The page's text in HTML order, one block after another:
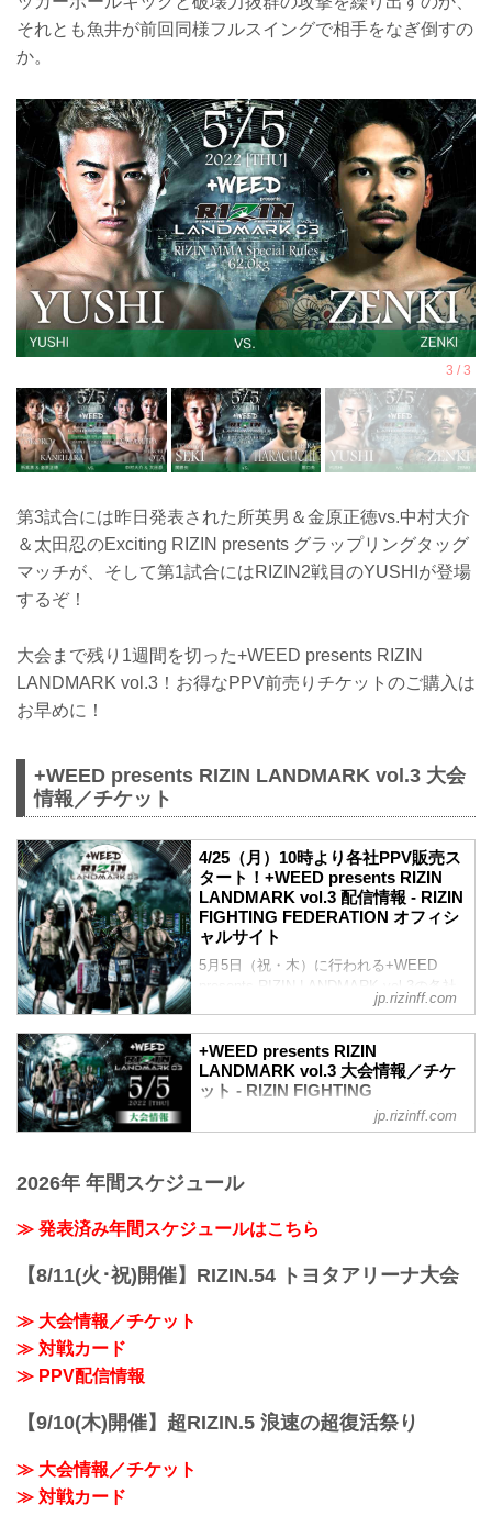
それとも魚井が前回同様フルスイングで相手をなぎ倒すの
か。
第3試合には昨日発表された所英男＆金原正徳vs.中村大介
＆太田忍のExciting RIZIN presents グラップリングタッグ
マッチが、そして第1試合にはRIZIN2戦目のYUSHIが登場
するぞ！
大会まで残り1週間を切った+WEED presents RIZIN
LANDMARK vol.3！お得なPPV前売りチケットのご購入は
お早めに！
+WEED presents RIZIN LANDMARK vol.3 大会
情報／チケット
4/25（月）10時より各社PPV販売ス
タート！+WEED presents RIZIN
LANDMARK vol.3 配信情報 - RIZIN
FIGHTING FEDERATION オフィシ
ャルサイト
5月5日（祝・木）に行われる+WEED
presents RIZIN LANDMARK vol.3の各社
配信サービスのPPV配信チケットが、本
会場に来れない方はお好きな配信サービ
スで+WEED presents RIZIN LANDMARK
vol.3を、全試合リアルタイムで視聴しよ
PPV配信チケット価格
前売りチケット 〜5/4（祝・水）23:59
3,300円（税込）
jp.rizinff.com
+WEED presents RIZIN
LANDMARK vol.3 大会情報／チケ
ット - RIZIN FIGHTING
FEDERATION オフィシャルサイト
+WEED presents RIZIN LANDMARK
日時
2022年5月5日（祝・木）18:00開場 /
会場
+WEED
jp.rizinff.com
2026年 年間スケジュール
≫ 発表済み年間スケジュールはこちら
【8/11(火･祝)開催】RIZIN.54 トヨタアリーナ大会
≫ 大会情報／チケット
≫ 対戦カード
≫ PPV配信情報
【9/10(木)開催】超RIZIN.5 浪速の超復活祭り
≫ 大会情報／チケット
≫ 対戦カード